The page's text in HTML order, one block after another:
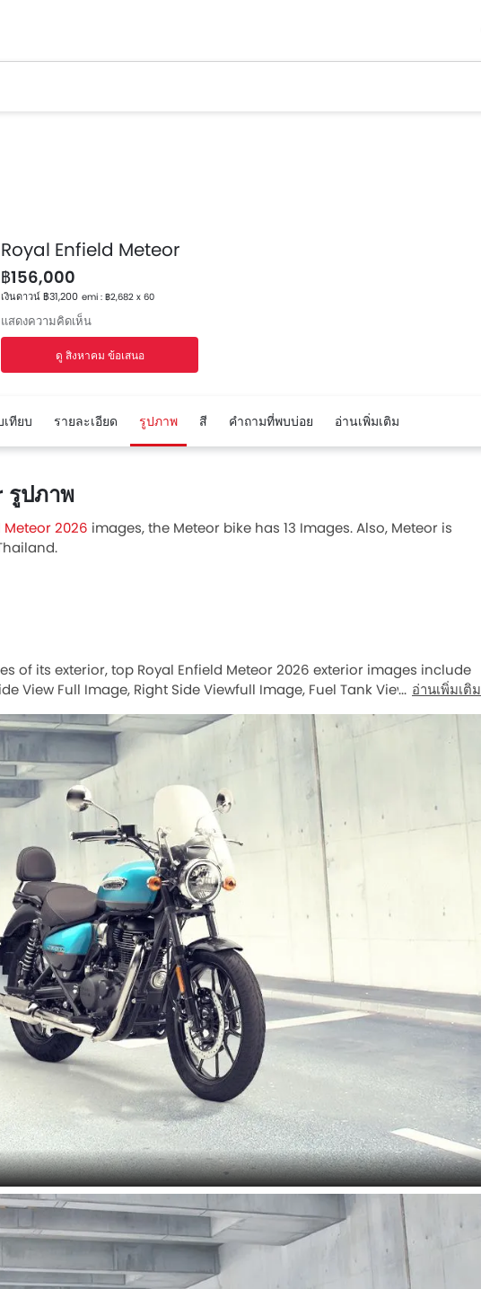
Royal Enfield Meteor
฿156,000
เงินดาวน์ ฿31,200 emi : ฿2,682 x 60
แสดงความคิดเห็น
ดู สิงหาคม ข้อเสนอ
เทียบ รายละเอียด รูปภาพ สี คำถามที่พบบ่อย อ่านเพิ่มเติม
รูปภาพ
Meteor 2026 images, the Meteor bike has 13 Images. Also, Meteor is
of its exterior, top Royal Enfield Meteor 2026 exterior images include
View Full Image, Right Side Viewfull Image, Fuel Tank View, Engine
อ่านเพิ่มเติม